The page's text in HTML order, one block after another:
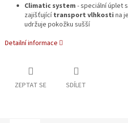
Climatic system - speciální úplet
zajišťujícítransport vlhkosti na
udržuje pokožku sušší
Detailní informace
ZEPTAT SE SDÍLET